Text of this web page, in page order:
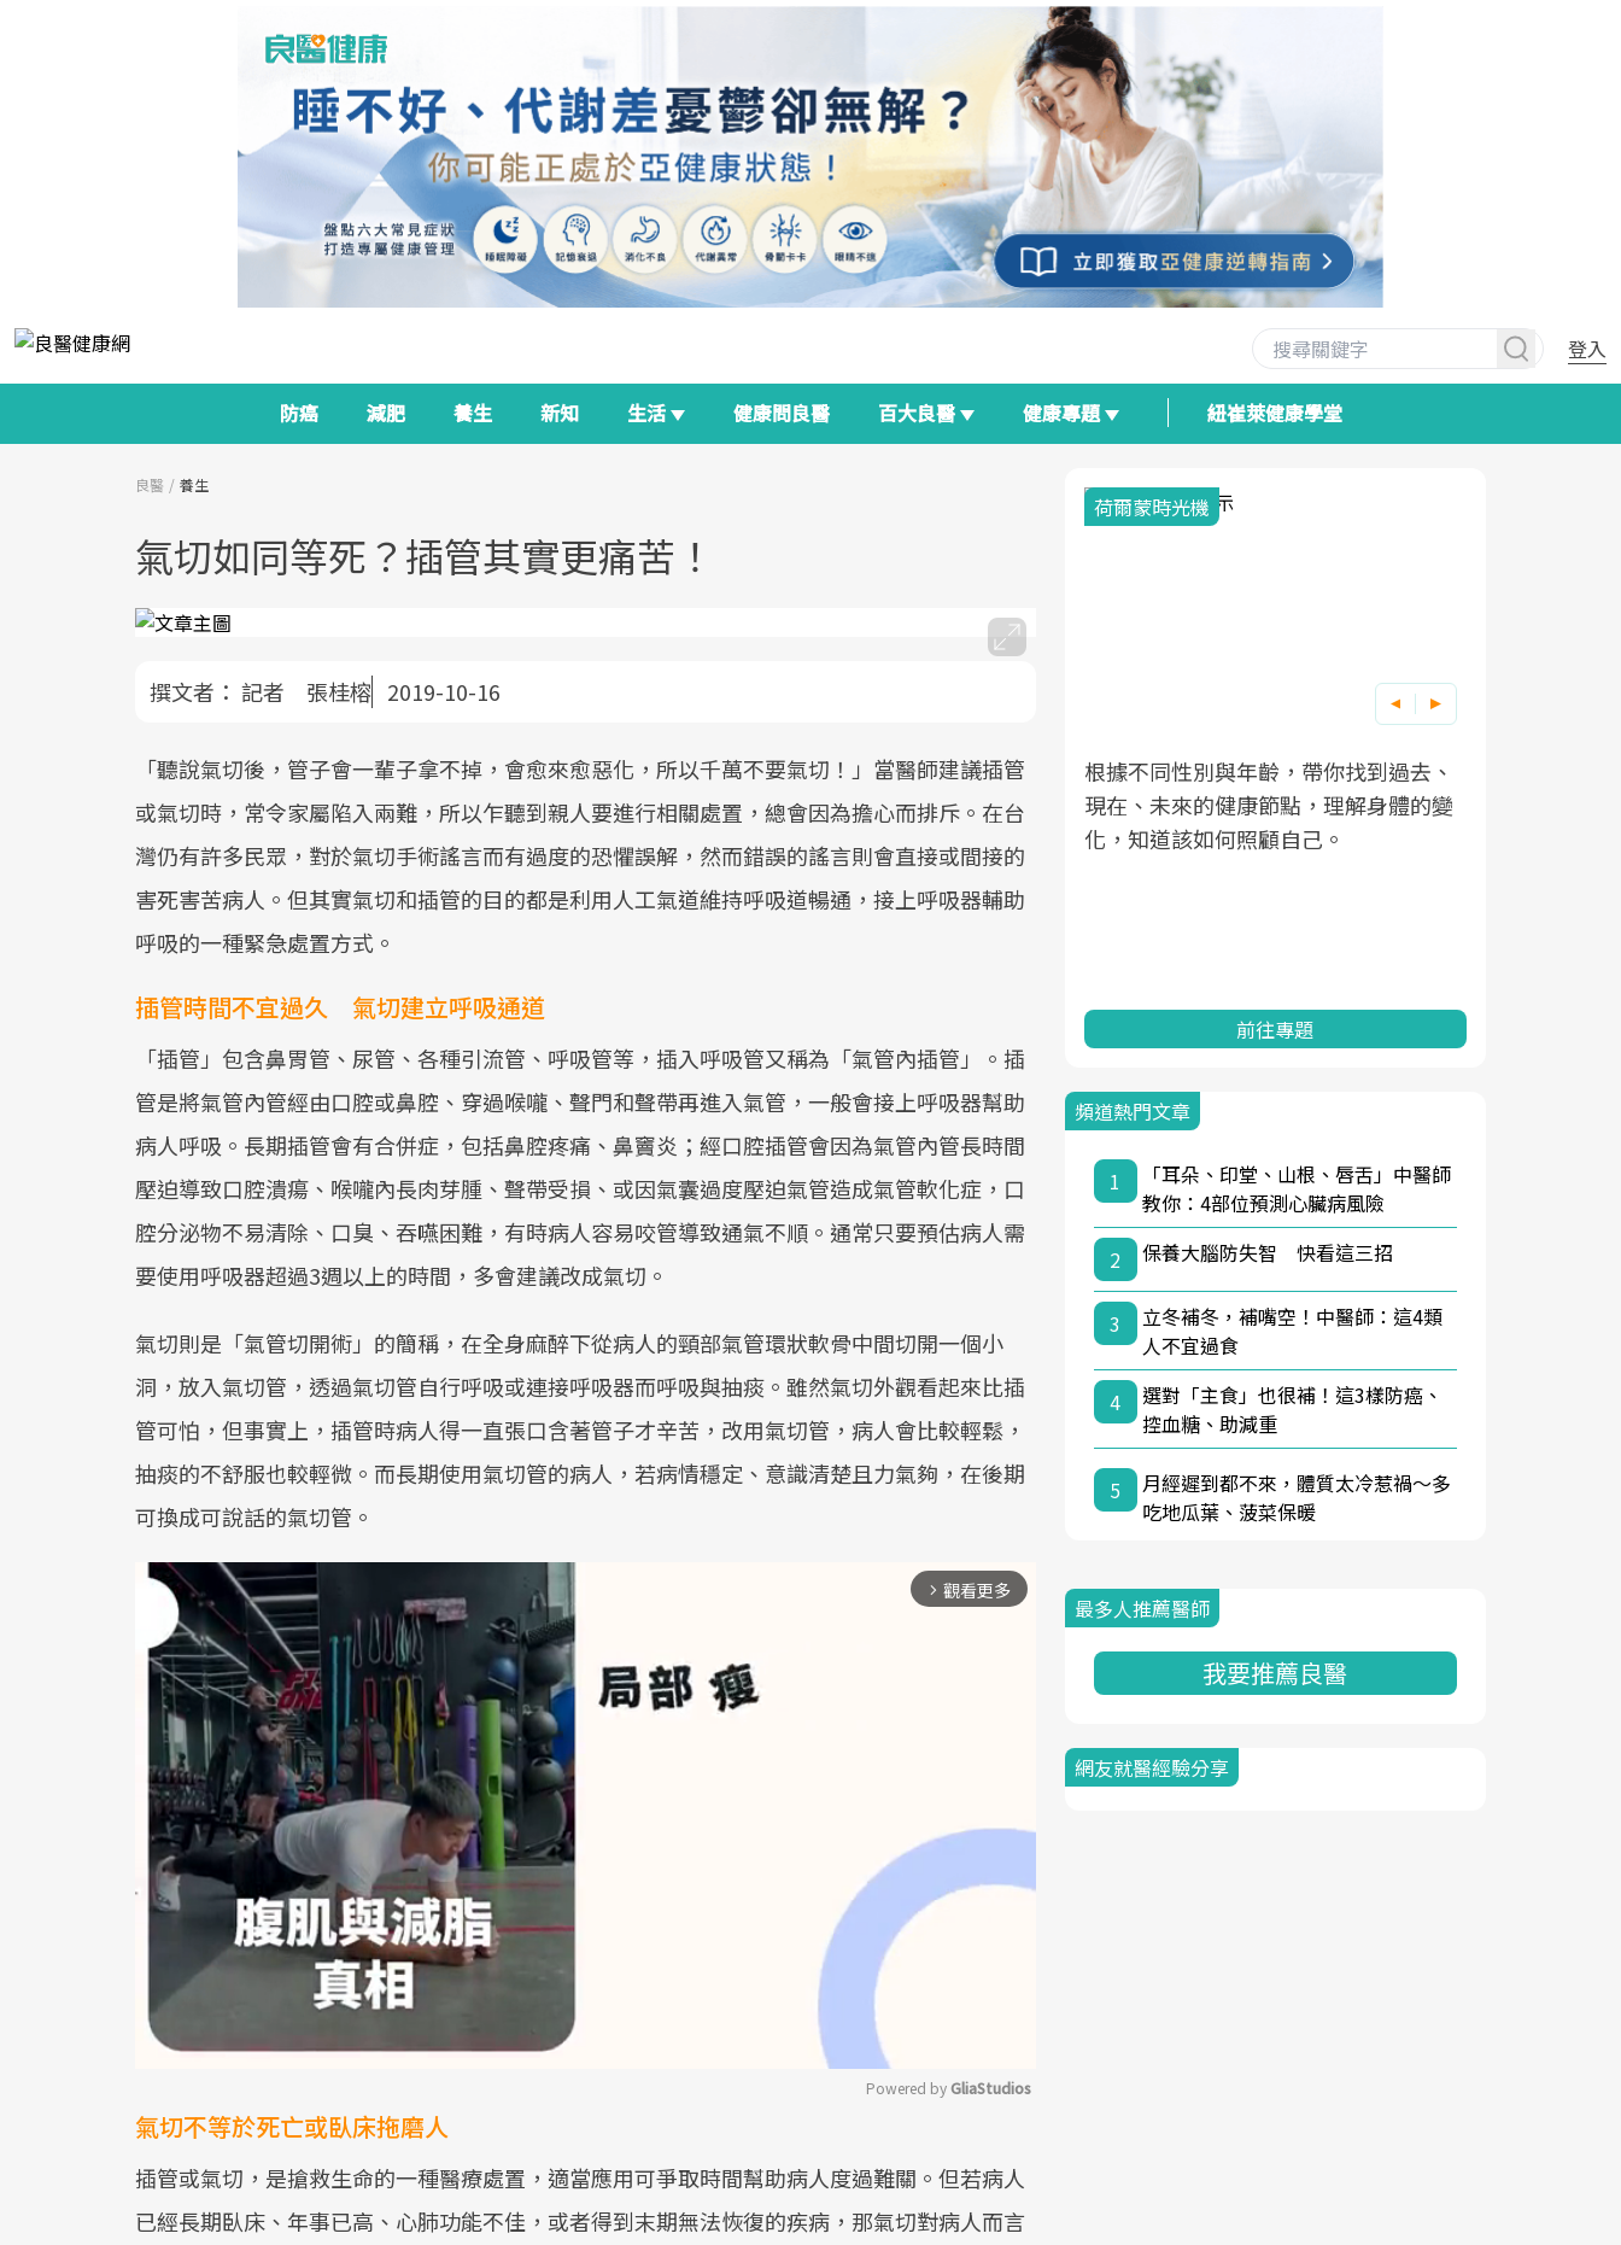
登入
防癌 減肥 養生 新知 生活 健康問良醫 百大良醫 健康專題 紐崔萊健康學堂
良醫 養生
氣切如同等死？插管其實更痛苦！
撰文者： 記者 張桂榕 2019-10-16
「聽說氣切後，管子會一輩子拿不掉，會愈來愈惡化，所以千萬不要氣切！」當醫師建議插管
或氣切時，常令家屬陷入兩難，所以乍聽到親人要進行相關處置，總會因為擔心而排斥。在台
灣仍有許多民眾，對於氣切手術謠言而有過度的恐懼誤解，然而錯誤的謠言則會直接或間接的
害死害苦病人。但其實氣切和插管的目的都是利用人工氣道維持呼吸道暢通，接上呼吸器輔助
呼吸的一種緊急處置方式。
插管時間不宜過久 氣切建立呼吸通道
「插管」包含鼻胃管、尿管、各種引流管、呼吸管等，插入呼吸管又稱為「氣管內插管」。插
管是將氣管內管經由口腔或鼻腔、穿過喉嚨、聲門和聲帶再進入氣管，一般會接上呼吸器幫助
病人呼吸。長期插管會有合併症，包括鼻腔疼痛、鼻竇炎；經口腔插管會因為氣管內管長時間
壓迫導致口腔潰瘍、喉嚨內長肉芽腫、聲帶受損、或因氣囊過度壓迫氣管造成氣管軟化症，口
腔分泌物不易清除、口臭、吞嚥困難，有時病人容易咬管導致通氣不順。通常只要預估病人需
要使用呼吸器超過3週以上的時間，多會建議改成氣切。
氣切則是「氣管切開術」的簡稱，在全身麻醉下從病人的頸部氣管環狀軟骨中間切開一個小
洞，放入氣切管，透過氣切管自行呼吸或連接呼吸器而呼吸與抽痰。雖然氣切外觀看起來比插
管可怕，但事實上，插管時病人得一直張口含著管子才辛苦，改用氣切管，病人會比較輕鬆，
抽痰的不舒服也較輕微。而長期使用氣切管的病人，若病情穩定、意識清楚且力氣夠，在後期
可換成可說話的氣切管。
arrow_forward_ios 觀看更多
Powered by GliaStudios
氣切不等於死亡或臥床拖磨人
插管或氣切，是搶救生命的一種醫療處置，適當應用可爭取時間幫助病人度過難關。但若病人
已經長期臥床、年事已高、心肺功能不佳，或者得到末期無法恢復的疾病，那氣切對病人而言
面對超高齡社會的浪潮，台灣正在快速
邁向「健康照護」的新時代。隨著國家
政策如「健康台灣推動委員會」與「長
照3.0」的推進，「預防醫學」已成全民
關注的核心議題。然而，健檢不只是醫
2025年，就到良醫生活祭體驗「一站式
健康新生活」，從講座、體驗到運動，
全面啟動你的健康革命！
良醫健康網從「換季的身體變化」出
發，透過醫學觀點與日常感受的對話，
建立對亞健康的認知，進而引導實際的
改善行動。
根據不同性別與年齡，帶你找到過去、
現在、未來的健康節點，理解身體的變
化，知道該如何照顧自己。
2025健檢服務大調查
因應超高齡社會來臨，良醫健康網推動
「2025年健檢服務大調查」，以倡議健
康促進為目的，深耕健康篩檢之於台灣
前往專題
頻道熱門文章
1
「耳朵、印堂、山根、唇舌」中醫師
教你：4部位預測心臟病風險
2
保養大腦防失智 快看這三招
3
立冬補冬，補嘴空！中醫師：這4類
人不宜過食
4
選對「主食」也很補！這3樣防癌、
控血糖、助減重
5
月經遲到都不來，體質太冷惹禍〜多
吃地瓜葉、菠菜保暖
最多人推薦醫師
我要推薦良醫
網友就醫經驗分享